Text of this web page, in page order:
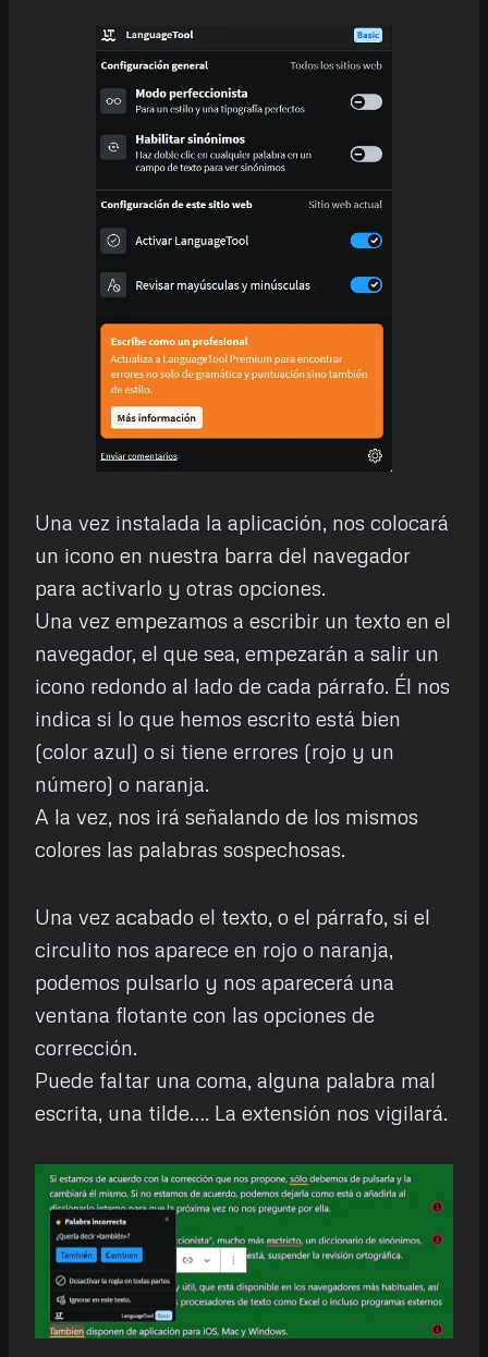
Una vez instalada la aplicación, nos colocará
un icono en nuestra barra del navegador
para activarlo y otras opciones.
Una vez empezamos a escribir un texto en el
navegador, el que sea, empezarán a salir un
icono redondo al lado de cada párrafo. Él nos
indica si lo que hemos escrito está bien
(color azul) o si tiene errores (rojo y un
número) o naranja.
A la vez, nos irá señalando de los mismos
colores las palabras sospechosas.
Una vez acabado el texto, o el párrafo, si el
circulito nos aparece en rojo o naranja,
podemos pulsarlo y nos aparecerá una
ventana flotante con las opciones de
corrección.
Puede faltar una coma, alguna palabra mal
escrita, una tilde…. La extensión nos vigilará.